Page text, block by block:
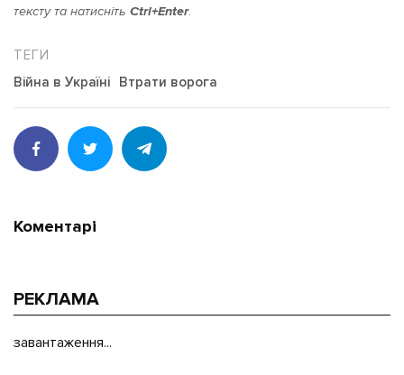
тексту та натисніть Ctrl+Enter.
Війна в Україні Втрати ворога
Коментарі
РЕКЛАМА
завантаження...